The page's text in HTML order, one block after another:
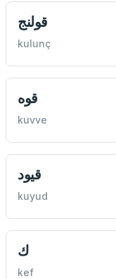
قولنج
kulunç
قوه
kuvve
قيود
kuyud
ك
kef